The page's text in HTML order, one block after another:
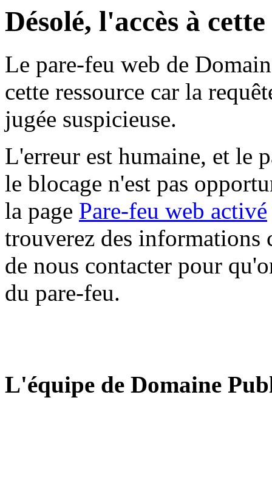
Désolé, l'accès à
Le pare-feu web de
cette ressource car la
jugée suspicieuse.
L'erreur est humaine, et le
le blocage n'est pas
la page Pare-feu web activé
trouverez des informations
de nous contacter pour
du pare-feu.
L'équipe de Domaine